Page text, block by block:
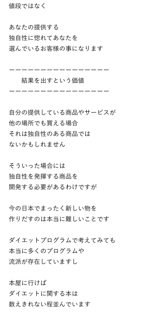
値段ではなく
あなたの提供する
独自性に惚れてあなたを
選んでいるお客様の事になります
ーーーーーーーーーーーーーーーー
結果を出すという価値
ーーーーーーーーーーーーーーーー
自分の提供している商品やサービスが
他の場所でも買える場合
それは独自性のある商品では
ないかもしれません
そういった場合には
独自性を発揮する商品を
開発する必要があるわけですが
今の日本でまったく新しい物を
作りだすのは本当に難しいことです
ダイエットプログラムで考えてみても
本当に多くのプログラムや
流派が存在していますし
本屋に行けば
ダイエットに関する本は
数えきれない程並んでいます